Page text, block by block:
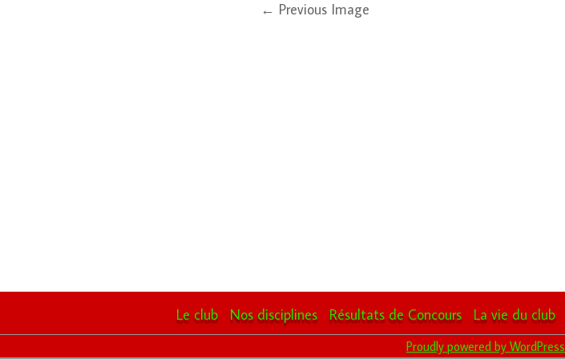
← Previous Image
Le club Nos disciplines Résultats de Concours La vie du club
Proudly powered by WordPress